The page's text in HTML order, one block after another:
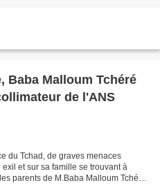
Baba Malloum Tchéré
de l'ANS
du Tchad, de graves menaces
et sur sa famille se trouvant à
parents de M.Baba Malloum Tchéré